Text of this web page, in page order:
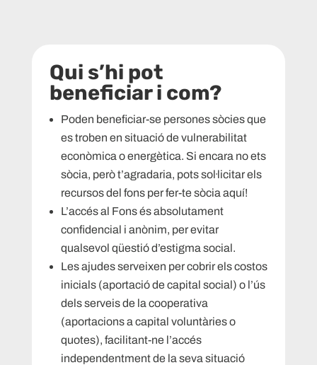
Qui s’hi pot
beneficiar i com?
Poden beneficiar-se persones sòcies que
es troben en situació de vulnerabilitat
econòmica o energètica. Si encara no ets
sòcia, però t’agradaria, pots sol·licitar els
recursos del fons per fer-te sòcia aquí!
L’accés al Fons ésabsolutament
confidencial i anònim, per evitar
qualsevol qüestió d’estigma social.
Les ajudes serveixen per cobrir els costos
inicials (aportació de capital social) o l’ús
dels serveis de la cooperativa
(aportacions a capital voluntàries o
quotes), facilitant-ne l’accés
independentment de la seva situació